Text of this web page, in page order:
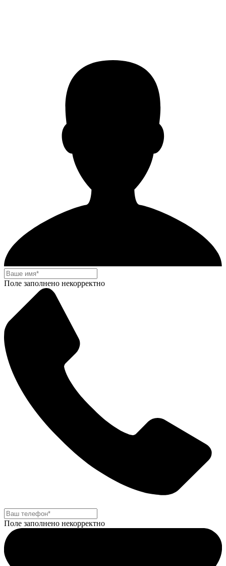
Поле заполнено некорректно
Поле заполнено некорректно